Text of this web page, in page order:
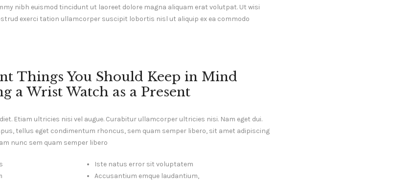
nibh euismod tincidunt ut laoreet dolore magna aliquam erat volutpat. Ut wisi
exerci tation ullamcorper suscipit lobortis nisl ut aliquip ex ea commodo
Things You Should Keep in Mind
a Wrist Watch as a Present
Etiam ultricies nisi vel augue. Curabitur ullamcorper ultricies nisi. Nam eget dui.
tellus eget condimentum rhoncus, sem quam semper libero, sit amet adipiscing
nunc sem quam semper libero
Iste natus error sit voluptatem
Accusantium emque laudantium,